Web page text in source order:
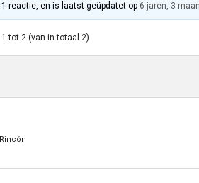
reactie, en is laatst geüpdatet op 6 jaren, 3
tot 2 (van in totaal 2)